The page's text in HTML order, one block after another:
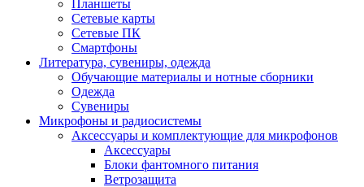
Планшеты
Сетевые карты
Сетевые ПК
Смартфоны
Литература, сувениры, одежда
Обучающие материалы и нотные сборники
Одежда
Сувениры
Микрофоны и радиосистемы
Аксессуары и комплектующие для микрофонов
Аксессуары
Блоки фантомного питания
Ветрозащита